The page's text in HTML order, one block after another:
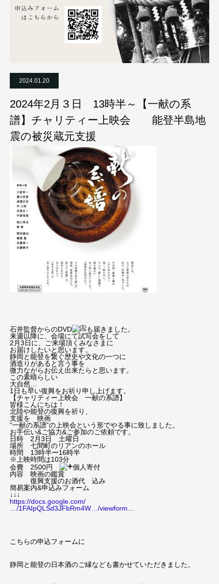
2024.01.20
2024年2月３日 13時半～【一献の系
譜】チャリティー上映会 能登半島地
震の被災蔵元支援
石井監督からのDVD
も届きました。
来週以降に、会場にて試写会をして
2月3日に、ご来場頂くみなさまに
お届けしたいと思います。
静岡と能登を繋ぐ歴史や文化の一つに
酒造りがあると言う事を
微力ながらお伝え出来たらと思います。
この素晴らしい
大自然…
1日も早い復興をお祈り申し上げます。
【チャリティー上映会 一献の系譜】
皆様こんにちは！
北陸や能登の復興を祈り、
支援を 映画
“一献の系譜”の上映会という形でやる事に致しました。
お手伝い&ご協力&ご参加のご依頼です。
日時 2月3日 土曜日
場所 七間町のリアンのホール
時間 13時半ー16時半
※上映時間は103分
会費 2500円
個人寄付
内容 映画の鑑賞
復興支援のお酒代 込み
簡易案内&申込みフォーム
↓↓↓
https://docs.google.com/
…/1FAIpQLSd3JFbRm4W…/viewform…
こちらの申込フォームに
静岡と能登の日本酒のご縁なども書かせていただきました。